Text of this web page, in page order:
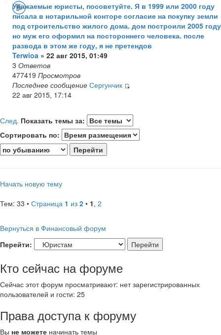
Уважаемые юристы, посоветуйте. Я в 1999 или 2000 году
писала в нотарильной конторе согласие на покупку земли
под строительство жилого дома. дом построили 2005
но муж его оформил на постороннего человека. после
развода в этом же году, я не претендов
Terwioa » 22 авг 2015, 01:49
3 Ответов
477419 Просмотров
Последнее сообщение Сергунчик
22 авг 2015, 17:14
След. Показать темы за:
Сортировать по:
Начать новую тему
Тем: 33 • Страница 1 из 2 • 1, 2
Вернуться в Финансовый форум
Перейти:
Кто сейчас на форуме
Сейчас этот форум просматривают: нет зарегистрированных
пользователей и гости: 25
Права доступа к форуму
Вы не можете начинать темы